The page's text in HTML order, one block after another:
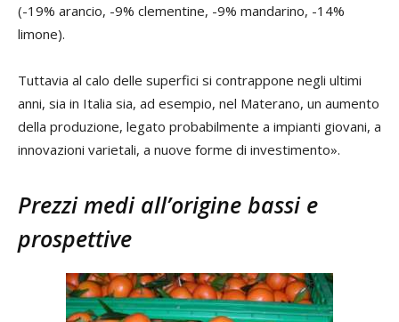
(-19% arancio, -9% clementine, -9% mandarino, -14%
limone).
Tuttavia al calo delle superfici si contrappone negli ultimi
anni, sia in Italia sia, ad esempio, nel Materano, un aumento
della produzione, legato probabilmente a impianti giovani, a
innovazioni varietali, a nuove forme di investimento».
Prezzi medi all’origine bassi e
prospettive